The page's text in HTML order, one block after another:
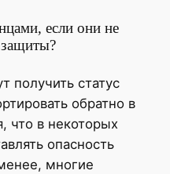
если они не
защиты?
получить статус
обратно в
что в некоторых
опасность
многие